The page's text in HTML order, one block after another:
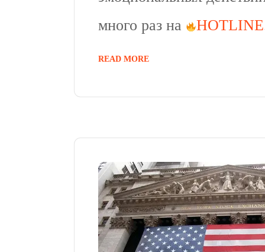
много раз на
HOTLINE
READ MORE